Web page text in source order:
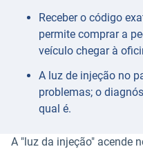
Receber o código
permite comprar a
veículo chegar à
A luz de injeção no
problemas; o
qual é.
A "luz da injeção" acende